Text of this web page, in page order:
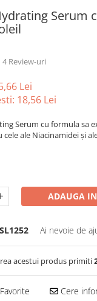
Serum
4 Review-uri
Lei
18,56 Lei
Serum cu formula sa
cele ale Niacinamidei și
ADAUGA
SL1252 Ai nevoie de
acestui produs primiti
Cere